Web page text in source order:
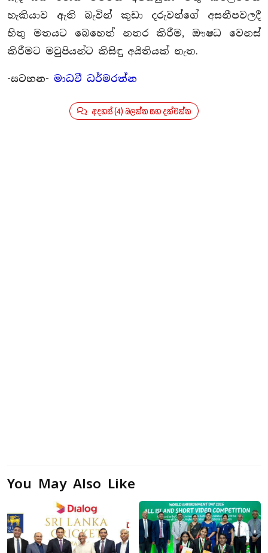
හැකියාව ඇති බැවින් කුඩා දරුවන්ගේ අසනීපවලදී
හිතු මතයට බෙහෙත් නතර කිරීම, ඖෂධ වෙනස්
කිරීමට මවුපියන්ට කිසිඳු අයිතියක් නැත.
-සටහන- මාධවී ධර්මරත්න
අදහස් (4) බලන්න සහ දක්වන්න
You May Also Like